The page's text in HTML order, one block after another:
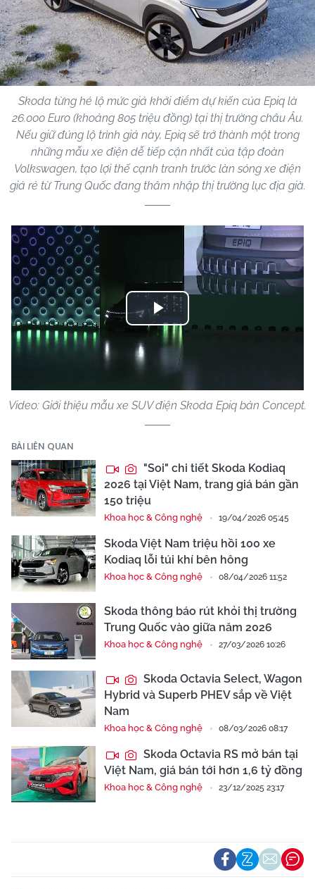
Skoda từng hé lộ mức giá khởi điểm dự kiến của Epiq là
26.000 Euro (khoảng 805 triệu đồng) tại thị trường châu Âu.
Nếu giữ đúng lộ trình giá này, Epiq sẽ trở thành một trong
những mẫu xe điện dễ tiếp cận nhất của tập đoàn
Volkswagen, tạo lợi thế cạnh tranh trước làn sóng xe điện
giá rẻ từ Trung Quốc đang thâm nhập thị trường lục địa già.
Play
Video
Video: Giới thiệu mẫu xe SUV điện Skoda Epiq bản Concept.
BÀI LIÊN QUAN
"Soi" chi tiết Skoda Kodiaq
2026 tại Việt Nam, trang giá bán gần
150 triệu
Khoa học & Công nghệ 19/04/2026 05:45
Skoda Việt Nam triệu hồi 100 xe
Kodiaq lỗi túi khí bên hông
Khoa học & Công nghệ 08/04/2026 11:52
Skoda thông báo rút khỏi thị trường
Trung Quốc vào giữa năm 2026
Khoa học & Công nghệ 27/03/2026 10:26
Skoda Octavia Select, Wagon
Hybrid và Superb PHEV sắp về Việt
Nam
Khoa học & Công nghệ 08/03/2026 08:17
Skoda Octavia RS mở bán tại
Việt Nam, giá bán tới hơn 1,6 tỷ đồng
Khoa học & Công nghệ 23/12/2025 23:17